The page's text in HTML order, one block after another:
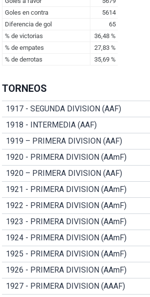
TORNEOS
1917 - SEGUNDA DIVISION (AAF)
1918 - INTERMEDIA (AAF)
1919 – PRIMERA DIVISION (AAF)
1920 - PRIMERA DIVISION (AAmF)
1920 – PRIMERA DIVISION (AAF)
1921 - PRIMERA DIVISION (AAmF)
1922 - PRIMERA DIVISION (AAmF)
1923 - PRIMERA DIVISION (AAmF)
1924 - PRIMERA DIVISION (AAmF)
1925 - PRIMERA DIVISION (AAmF)
1926 - PRIMERA DIVISION (AAmF)
1927 - PRIMERA DIVISION (AAAF)